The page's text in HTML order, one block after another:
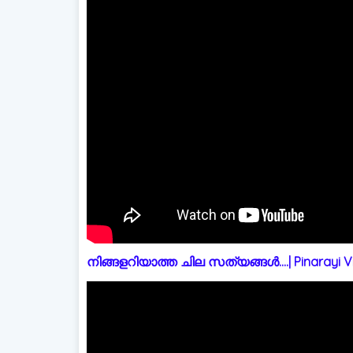
നിങ്ങളറിയാത്ത ചില സത്യങ്ങൾ....| Pinarayi